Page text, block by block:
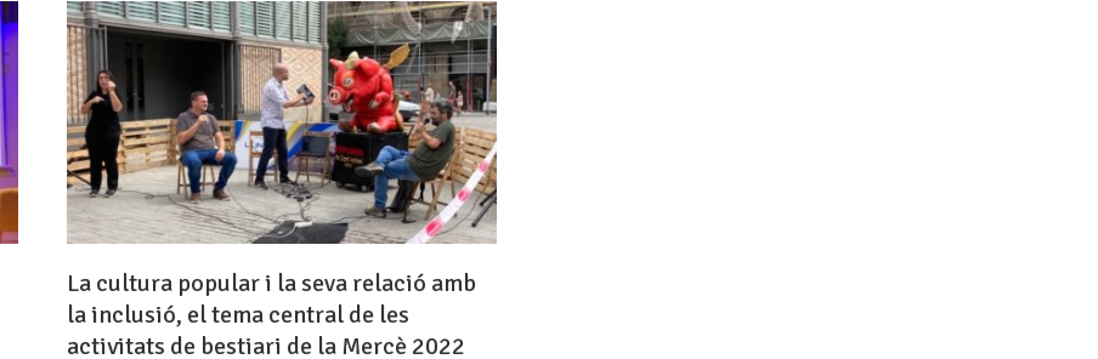
La cultura popular i la seva relació amb
la inclusió, el tema central de les
activitats de bestiari de la Mercè 2022